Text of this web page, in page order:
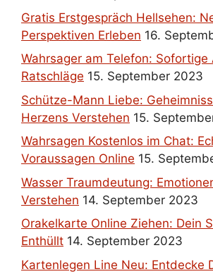
Gratis Erstgespräch Hellsehen:
Perspektiven Erleben 16.
Wahrsager am Telefon:
Ratschläge 15. September 2023
Schütze-Mann Liebe:
Herzens Verstehen 15.
Wahrsagen Kostenlos im Chat:
Voraussagen Online 15.
Wasser Traumdeutung:
Verstehen 14. September 2023
Orakelkarte Online Ziehen: Dein
Enthüllt 14. September 2023
Kartenlegen Line Neu: Entdecke